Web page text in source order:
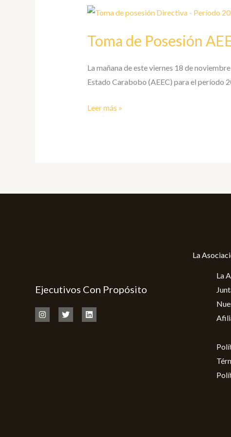
Toma de Posesión
La mañana de este viernes 18 de
Estado Carabobo (AEEC) para el período
Toma
Posesión
período
2022-
Leer más »
Ejecutivos Con Propósito
La
La